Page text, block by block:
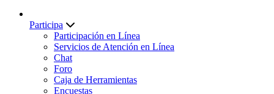
Participa
Participación en Línea
Servicios de Atención en Línea
Chat
Foro
Caja de Herramientas
Encuestas